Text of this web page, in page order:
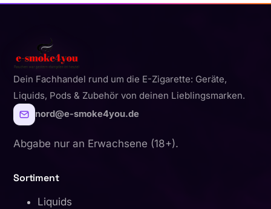
Dein Fachhandel rund um die E-Zigarette: Geräte,
Liquids, Pods & Zubehör von deinen Lieblingsmarken.
nord@e-smoke4you.de
Abgabe nur an Erwachsene (18+).
Sortiment
Liquids